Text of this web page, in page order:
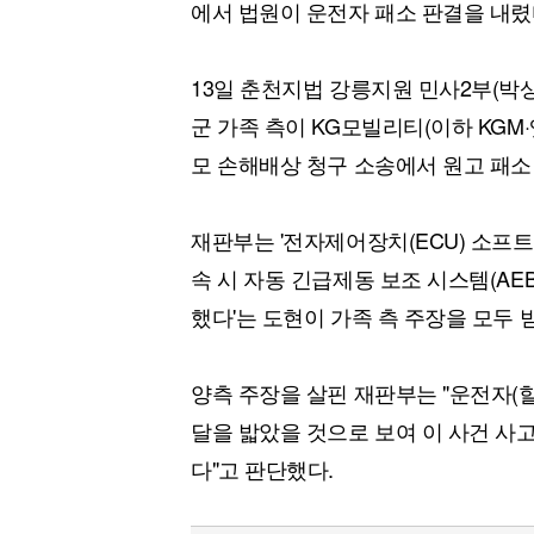
에서 법원이 운전자 패소 판결을 내
13일 춘천지법 강릉지원 민사2부(박
군 가족 측이 KG모빌리티(이하
모 손해배상 청구 소송에서 원고 패
재판부는 '전자제어장치(ECU) 소프
속 시 자동 긴급제동 보조 시스템
했다'는 도현이 가족 측 주장을 모두
양측 주장을 살핀 재판부는 "운전자(
달을 밟았을 것으로 보여 이 사건 사
다"고 판단했다.